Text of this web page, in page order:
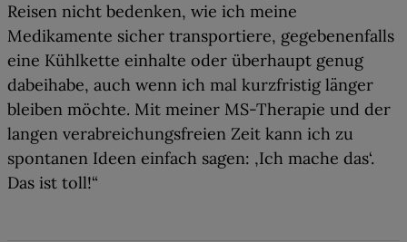
Reisen nicht bedenken, wie ich meine
Medikamente sicher transportiere, gegebenenfalls
eine Kühlkette einhalte oder überhaupt genug
dabeihabe, auch wenn ich mal kurzfristig länger
bleiben möchte. Mit meiner MS-Therapie und der
langen verabreichungsfreien Zeit kann ich zu
spontanen Ideen einfach sagen: ‚Ich mache das‘.
Das ist toll!“